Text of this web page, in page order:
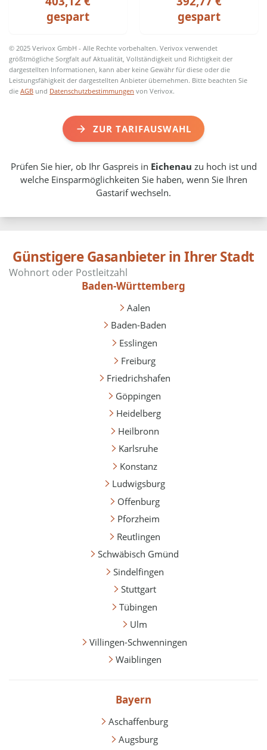
gespart
gespart
© 2025 Verivox GmbH - Alle Rechte vorbehalten. Verivox verwendet
größtmögliche Sorgfalt auf Aktualität, Vollständigkeit und Richtigkeit der
dargestellten Informationen, kann aber keine Gewähr für diese oder die
Leistungsfähigkeit der dargestellten Anbieter übernehmen. Bitte beachten Sie
dieAGB und Datenschutzbestimmungen von Verivox.
ZUR TARIFAUSWAHL
Prüfen Sie hier, ob Ihr Gaspreis in Eichenau zu hoch ist und
welche Einsparmöglichkeiten Sie haben, wenn Sie Ihren
Gastarif wechseln.
Günstigere Gasanbieter in Ihrer Stadt
Baden-Württemberg
Aalen
Baden-Baden
Esslingen
Freiburg
Friedrichshafen
Göppingen
Heidelberg
Heilbronn
Karlsruhe
Konstanz
Ludwigsburg
Offenburg
Pforzheim
Reutlingen
Schwäbisch Gmünd
Sindelfingen
Stuttgart
Tübingen
Ulm
Villingen-Schwenningen
Waiblingen
Bayern
Aschaffenburg
Augsburg